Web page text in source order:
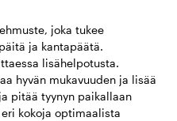
joka tukee
ja kantapäätä.
lisähelpotusta.
hyvän mukavuuden ja lisää
pitää tyynyn paikallaan
kokoja optimaalista